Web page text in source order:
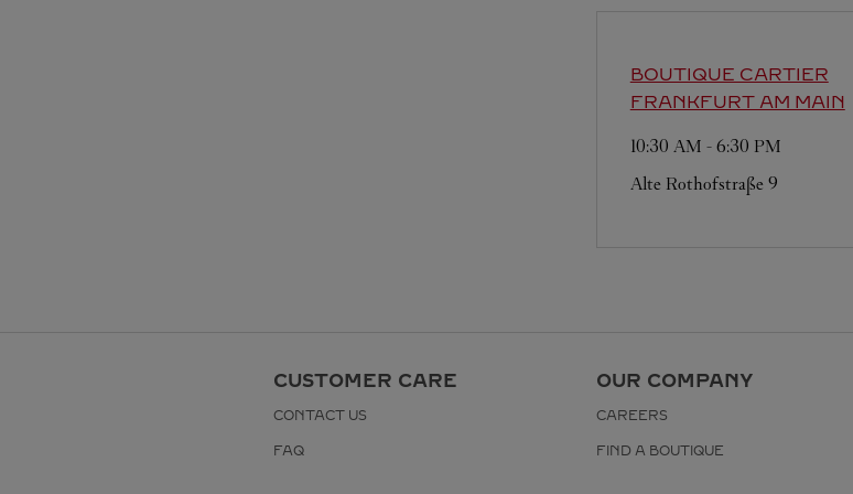
BOUTIQUE CARTIER
FRANKFURT AM MAIN
10:30 AM - 6:30 PM
Alte Rothofstraße 9
CUSTOMER CARE
CONTACT US
FAQ
OUR COMPANY
CAREERS
FIND A BOUTIQUE